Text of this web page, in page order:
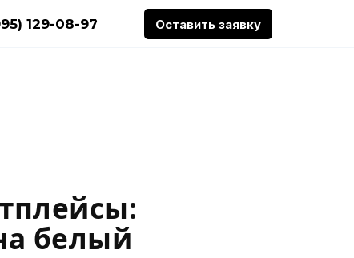
Оставить заявку
129-08-97
белый